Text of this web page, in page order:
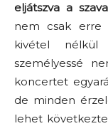
eljátszva a
nem csak erre
kivétel nélkül
személyessé
koncertet
de minden
lehet